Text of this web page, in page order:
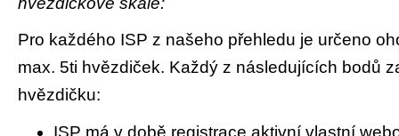
Pro každého ISP z našeho přehledu je určeno
max. 5ti hvězdiček. Každý z následujících bodů
hvězdičku:
ISP má v době registrace aktivní vlastní